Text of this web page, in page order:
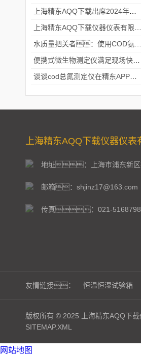
上海精东AQQ下载仪器仪表
地址：上海市浦东新区
邮箱：shjinz17@163.com
传真：021-
友情链接： 恒温恒湿试验箱
版权所有 © 2025 上海精东AQQ下
SITEMAP.XML
网站地图